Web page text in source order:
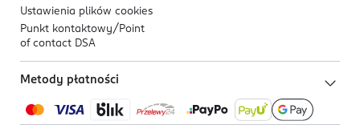
Ustawienia plików cookies
Punkt kontaktowy/ Point
of contact DSA
Metody płatności